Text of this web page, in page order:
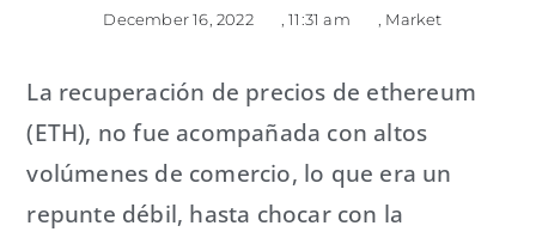
December 16, 2022 11:31 am Market
La recuperación de precios de ethereum
(ETH), no fue acompañada con altos
volúmenes de comercio, lo que era un
repunte débil, hasta chocar con la